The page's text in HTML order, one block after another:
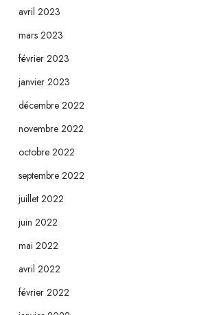
avril 2023
mars 2023
février 2023
janvier 2023
décembre 2022
novembre 2022
octobre 2022
septembre 2022
juillet 2022
juin 2022
mai 2022
avril 2022
février 2022